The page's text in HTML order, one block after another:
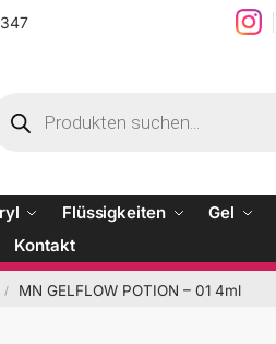
Flüssigkeiten Gel
Kontakt
/ MN GELFLOW POTION – 01 4ml